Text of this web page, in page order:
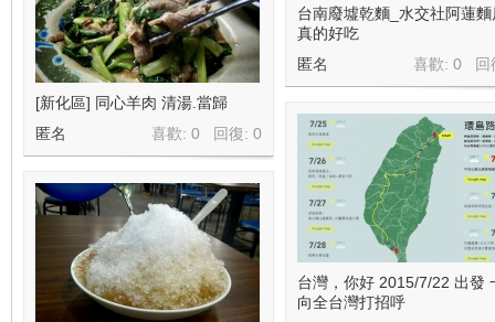
台南廢墟乾麵_水交社阿蓮
真的好吃
喜歡: 0 回
匿名
[新化區] 同心羊肉 清湯.當歸
喜歡: 0 回復: 0
匿名
台灣，你好 2015/7/22 出發
向全台灣打招呼